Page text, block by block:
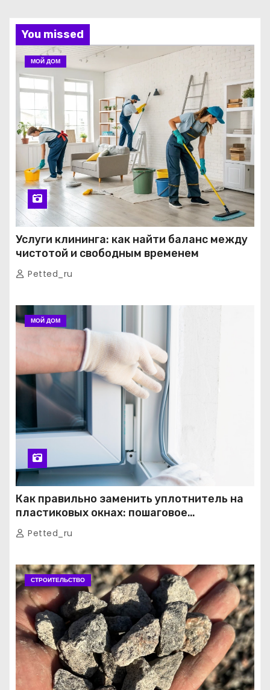
You missed
МОЙ ДОМ
Услуги клининга: как найти баланс между
чистотой и свободным временем
Petted_ru
МОЙ ДОМ
Как правильно заменить уплотнитель на
пластиковых окнах: пошаговое
руководство от экспертов
Petted_ru
СТРОИТЕЛЬСТВО